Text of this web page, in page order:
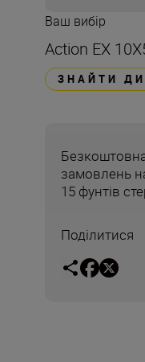
Ваш вибір
Action EX
ЗНАЙТИ
замовлень
15 фунтів
Поділитися